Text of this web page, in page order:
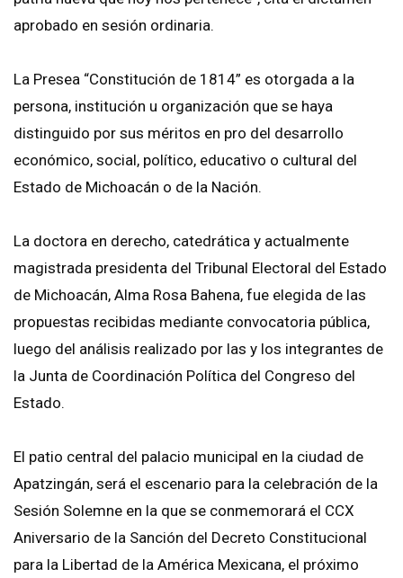
aprobado en sesión ordinaria.
La Presea “Constitución de 1814” es otorgada a la
persona, institución u organización que se haya
distinguido por sus méritos en pro del desarrollo
económico, social, político, educativo o cultural del
Estado de Michoacán o de la Nación.
La doctora en derecho, catedrática y actualmente
magistrada presidenta del Tribunal Electoral del Estado
de Michoacán, Alma Rosa Bahena, fue elegida de las
propuestas recibidas mediante convocatoria pública,
luego del análisis realizado por las y los integrantes de
la Junta de Coordinación Política del Congreso del
Estado.
El patio central del palacio municipal en la ciudad de
Apatzingán, será el escenario para la celebración de la
Sesión Solemne en la que se conmemorará el CCX
Aniversario de la Sanción del Decreto Constitucional
para la Libertad de la América Mexicana, el próximo